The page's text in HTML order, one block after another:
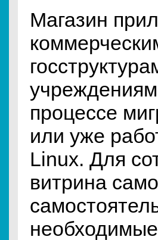
Магазин
процессе
или уже
Linux. Для
витрина